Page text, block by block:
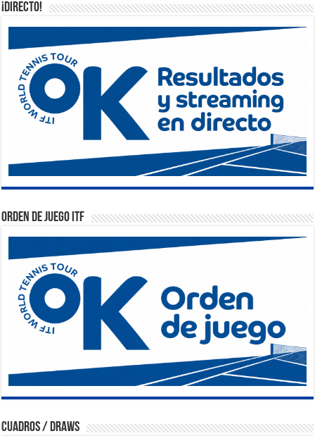
¡DIRECTO!
Orden de Juego ITF
Cuadros / Draws